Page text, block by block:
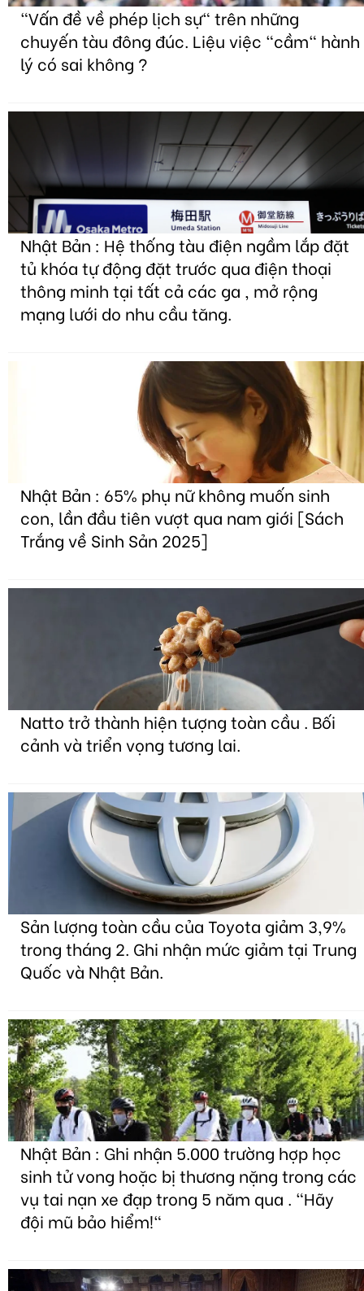
"Vấn đề về phép lịch sự" trên những
chuyến tàu đông đúc. Liệu việc "cầm" hành
lý có sai không ?
Nhật Bản : Hệ thống tàu điện ngầm lắp đặt
tủ khóa tự động đặt trước qua điện thoại
thông minh tại tất cả các ga , mở rộng
mạng lưới do nhu cầu tăng.
Nhật Bản : 65% phụ nữ không muốn sinh
con, lần đầu tiên vượt qua nam giới [Sách
Trắng về Sinh Sản 2025]
Natto trở thành hiện tượng toàn cầu . Bối
cảnh và triển vọng tương lai.
Sản lượng toàn cầu của Toyota giảm 3,9%
trong tháng 2. Ghi nhận mức giảm tại Trung
Quốc và Nhật Bản.
Nhật Bản : Ghi nhận 5.000 trường hợp học
sinh tử vong hoặc bị thương nặng trong các
vụ tai nạn xe đạp trong 5 năm qua . "Hãy
đội mũ bảo hiểm!"